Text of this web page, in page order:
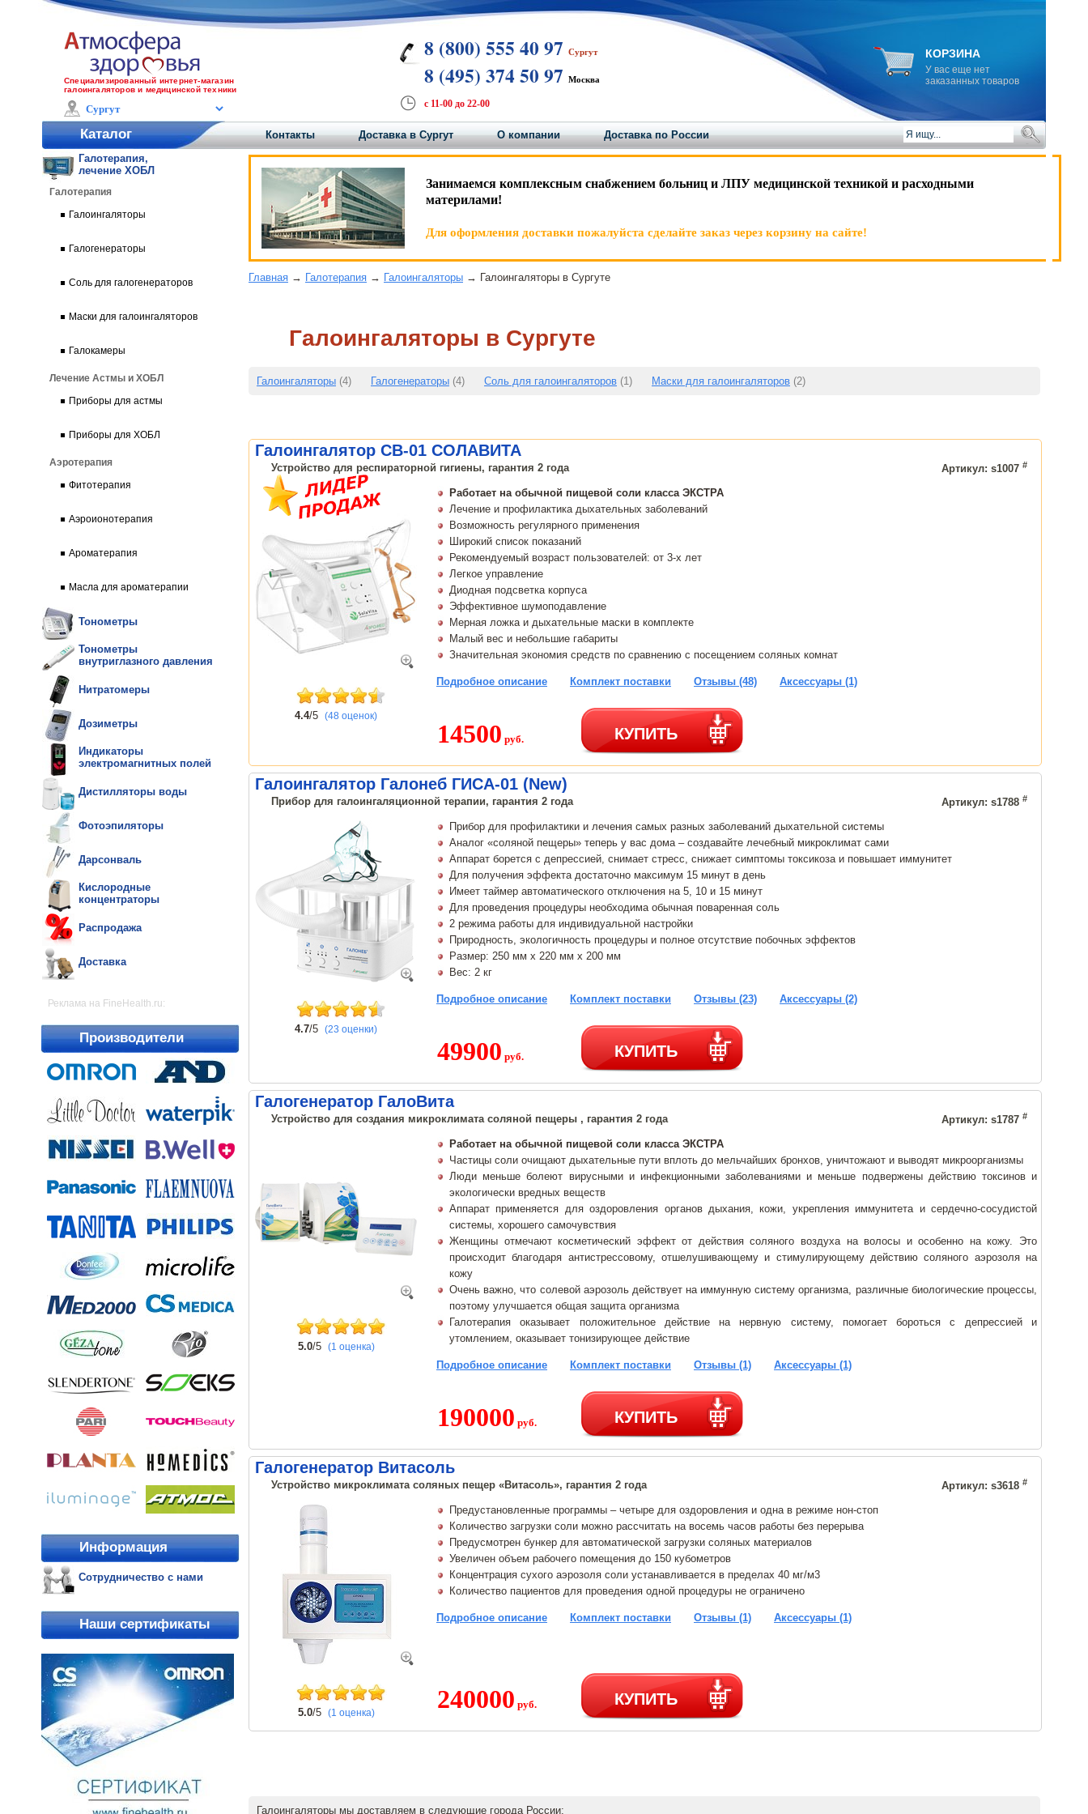
Специализированный интернет-магазин
галоингаляторов и медицинской техники
8 (800) 555 40 97 Сургут
8 (495) 374 50 97 Москва
с 11-00 до 22-00
КОРЗИНА
У вас еще нет
заказанных товаров
Каталог Контакты Доставка в Сургут О компании
Доставка по России
Галотерапия,
лечение ХОБЛ
Галотерапия
Галоингаляторы
Галогенераторы
Соль для галогенераторов
Маски для галоингаляторов
Галокамеры
Лечение Астмы и ХОБЛ
Приборы для астмы
Приборы для ХОБЛ
Аэротерапия
Фитотерапия
Аэроионотерапия
Ароматерапия
Масла для ароматерапии
Тонометры
Тонометры
внутриглазного давления
Нитратомеры
Дозиметры
Индикаторы
электромагнитных полей
Дистилляторы воды
Фотоэпиляторы
Дарсонваль
Кислородные
концентраторы
Распродажа
Доставка
Реклама на FineHealth.ru:
Производители
Информация
Сотрудничество с нами
Наши сертификаты
Занимаемся комплексным снабжением больниц и ЛПУ медицинской техникой и расходными
материлами!
Для оформления доставки пожалуйста сделайте заказ через корзину на сайте!
Главная → Галотерапия → Галоингаляторы → Галоингаляторы в Сургуте
Галоингаляторы в Сургуте
Галоингаляторы (4) Галогенераторы (4) Соль для галоингаляторов (1) Маски для галоингаляторов (2)
Галоингалятор CB-01 СОЛАВИТА
Устройство для респираторной гигиены, гарантия 2 года Артикул: s1007 #
4.4/5 (48 оценок)
Работает на обычной пищевой соли класса ЭКСТРА
Лечение и профилактика дыхательных заболеваний
Возможность регулярного применения
Широкий список показаний
Рекомендуемый возраст пользователей: от 3-х лет
Легкое управление
Диодная подсветка корпуса
Эффективное шумоподавление
Мерная ложка и дыхательные маски в комплекте
Малый вес и небольшие габариты
Значительная экономия средств по сравнению с посещением соляных комнат
Подробное описание Комплект поставки Отзывы (48) Аксессуары (1)
14500 руб. КУПИТЬ
Галоингалятор Галонеб ГИСА-01 (New)
Прибор для галоингаляционной терапии, гарантия 2 года Артикул: s1788 #
4.7/5 (23 оценки)
Прибор для профилактики и лечения самых разных заболеваний дыхательной системы
Аналог «соляной пещеры» теперь у вас дома – создавайте лечебный микроклимат сами
Аппарат борется с депрессией, снимает стресс, снижает симптомы токсикоза и повышает иммунитет
Для получения эффекта достаточно максимум 15 минут в день
Имеет таймер автоматического отключения на 5, 10 и 15 минут
Для проведения процедуры необходима обычная поваренная соль
2 режима работы для индивидуальной настройки
Природность, экологичность процедуры и полное отсутствие побочных эффектов
Размер: 250 мм х 220 мм х 200 мм
Вес: 2 кг
Подробное описание Комплект поставки Отзывы (23) Аксессуары (2)
49900 руб. КУПИТЬ
Галогенератор ГалоВита
Устройство для создания микроклимата соляной пещеры , гарантия 2 года Артикул: s1787 #
5.0/5 (1 оценка)
Работает на обычной пищевой соли класса ЭКСТРА
Частицы соли очищают дыхательные пути вплоть до мельчайших бронхов, уничтожают и выводят микроорганизмы
Люди меньше болеют вирусными и инфекционными заболеваниями и меньше подвержены действию токсинов и
экологически вредных веществ
Аппарат применяется для оздоровления органов дыхания, кожи, укрепления иммунитета и сердечно-сосудистой
системы, хорошего самочувствия
Женщины отмечают косметический эффект от действия соляного воздуха на волосы и особенно на кожу. Это
происходит благодаря антистрессовому, отшелушивающему и стимулирующему действию соляного аэрозоля на
кожу
Очень важно, что солевой аэрозоль действует на иммунную систему организма, различные биологические процессы,
поэтому улучшается общая защита организма
Галотерапия оказывает положительное действие на нервную систему, помогает бороться с депрессией и
утомлением, оказывает тонизирующее действие
Подробное описание Комплект поставки Отзывы (1) Аксессуары (1)
190000 руб. КУПИТЬ
Галогенератор Витасоль
Устройство микроклимата соляных пещер «Витасоль», гарантия 2 года Артикул: s3618 #
5.0/5 (1 оценка)
Предустановленные программы – четыре для оздоровления и одна в режиме нон-стоп
Количество загрузки соли можно рассчитать на восемь часов работы без перерыва
Предусмотрен бункер для автоматической загрузки соляных материалов
Увеличен объем рабочего помещения до 150 кубометров
Концентрация сухого аэрозоля соли устанавливается в пределах 40 мг/м3
Количество пациентов для проведения одной процедуры не ограничено
Подробное описание Комплект поставки Отзывы (1) Аксессуары (1)
240000 руб. КУПИТЬ
Галоингаляторы мы доставляем в следующие города России: